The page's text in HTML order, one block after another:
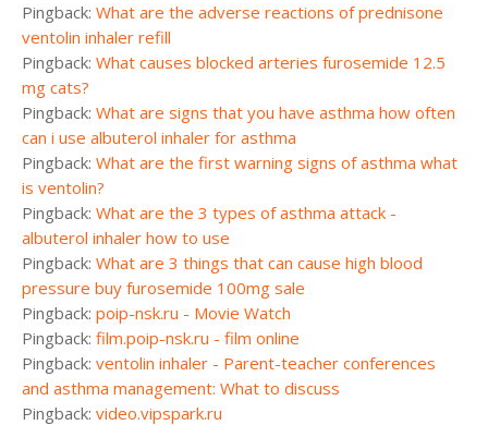
Pingback: What are the adverse reactions of prednisone
ventolin inhaler refill
Pingback: What causes blocked arteries furosemide 12.5
mg cats?
Pingback: What are signs that you have asthma how often
can i use albuterol inhaler for asthma
Pingback: What are the first warning signs of asthma what
is ventolin?
Pingback: What are the 3 types of asthma attack -
albuterol inhaler how to use
Pingback: What are 3 things that can cause high blood
pressure buy furosemide 100mg sale
Pingback: poip-nsk.ru - Movie Watch
Pingback: film.poip-nsk.ru - film online
Pingback: ventolin inhaler - Parent-teacher conferences
and asthma management: What to discuss
Pingback: video.vipspark.ru